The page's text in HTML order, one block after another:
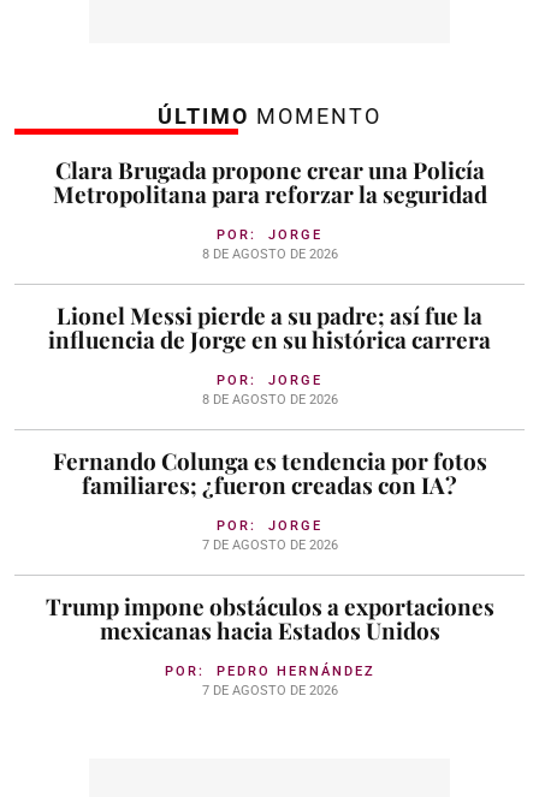
ÚLTIMO MOMENTO
Clara Brugada propone crear una Policía
Metropolitana para reforzar la seguridad
POR: JORGE
8 DE AGOSTO DE 2026
Lionel Messi pierde a su padre; así fue la
influencia de Jorge en su histórica carrera
POR: JORGE
8 DE AGOSTO DE 2026
Fernando Colunga es tendencia por fotos
familiares; ¿fueron creadas con IA?
POR: JORGE
7 DE AGOSTO DE 2026
Trump impone obstáculos a exportaciones
mexicanas hacia Estados Unidos
POR: PEDRO HERNÁNDEZ
7 DE AGOSTO DE 2026